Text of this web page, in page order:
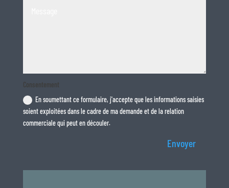
Consentement
En soumettant ce formulaire, j'accepte que les informations saisies
soient exploitées dans le cadre de ma demande et de la relation
commerciale qui peut en découler.
Envoyer